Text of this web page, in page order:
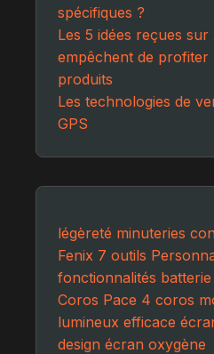
spécifiques ?
Les 5 idées reçues sur
empêchent de profiter
produits
Les technologies de
GPS
légèreté minuteries
Fenix 7 outils
fonctionnalités batterie
Coros Pace 4 coros
lumineux efficace
design écran oxygène